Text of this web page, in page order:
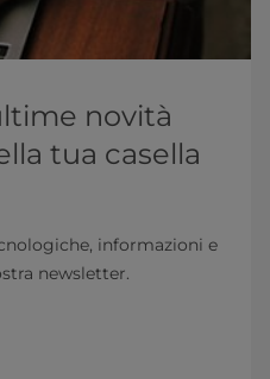
novità
tua casella
informazioni e
newsletter.